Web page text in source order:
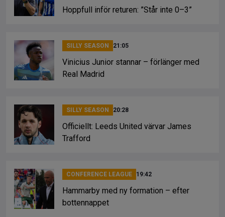
Hoppfull inför returen: ”Står inte 0–3”
SILLY SEASON 21:05
Vinicius Junior stannar – förlänger med
Real Madrid
SILLY SEASON 20:28
Officiellt: Leeds United värvar James
Trafford
CONFERENCE LEAGUE 19:42
Hammarby med ny formation – efter
bottennappet